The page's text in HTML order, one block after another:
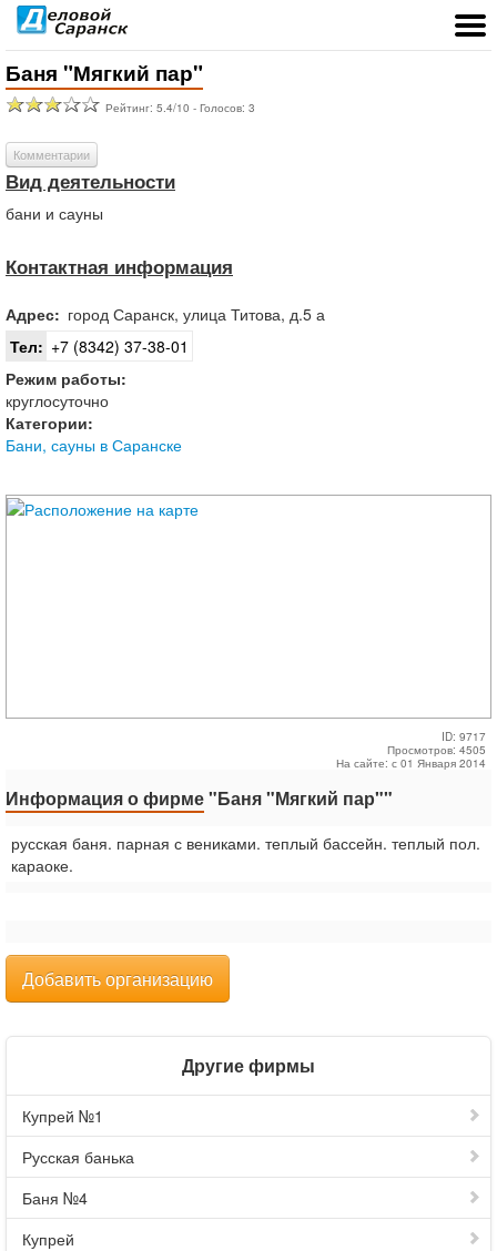
Баня "Мягкий пар"
Рейтинг: 5.4/10 - Голосов: 3
Комментарии
Вид деятельности
бани и сауны
Контактная информация
Адрес: город Саранск, улица Титова, д.5 а
Тел: +7 (8342) 37-38-01
Режим работы:
круглосуточно
Категории:
Бани, сауны в Саранске
ID: 9717
Просмотров: 4505
На сайте: с 01 Января 2014
Информация о фирме"Баня "Мягкий пар""
русская баня. парная с вениками. теплый бассейн. теплый пол.
караоке.
Добавить организацию
Другие фирмы
Купрей №1
Русская банька
Баня №4
Купрей